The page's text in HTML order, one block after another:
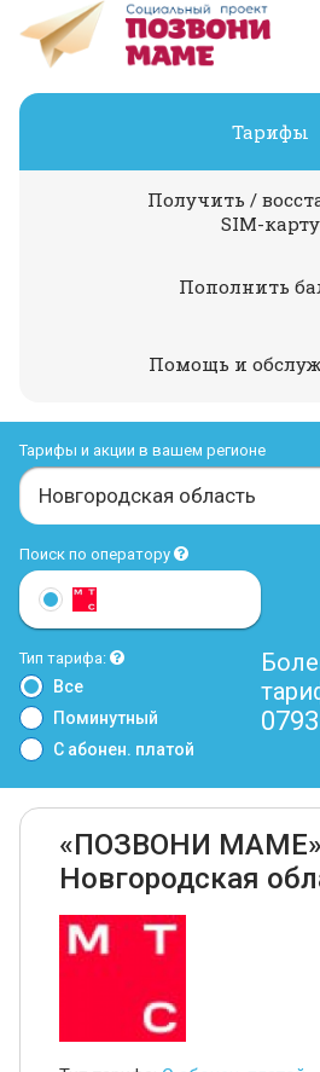
Тарифы
Получить /
SIM-карту
Пополнить
Помощь и
Тарифы и акции в вашем регионе
Новгородская область
Поиск по оператору
Тип тарифа:
Все
Поминутный
С абонен. платой
0793
«ПОЗВОНИ
Новгородская